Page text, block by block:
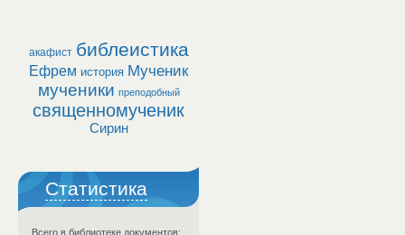
акафист библеистика
Ефрем история Мученик
мученики преподобный
священномученик
Сирин
Статистика
Всего в библиотеке документов: